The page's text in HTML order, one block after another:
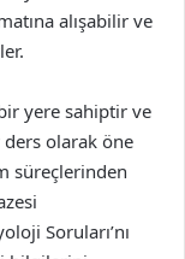
alışabilir ve
yere sahiptir ve
olarak öne
süreçlerinden
Soruları’nı